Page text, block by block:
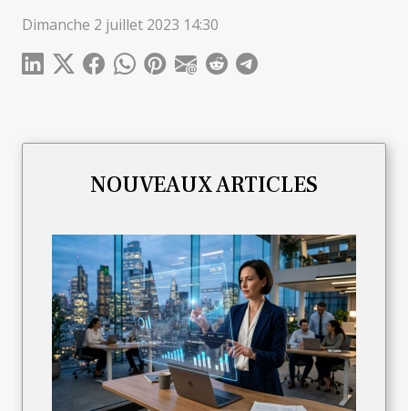
Dimanche 2 juillet 2023 14:30
NOUVEAUX ARTICLES